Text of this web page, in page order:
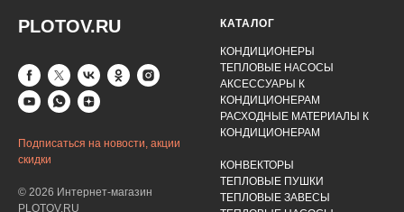
PLOTOV.RU
Подписаться на новости, акции
скидки
© 2026 Интернет-магазин
PLOTOV.RU
КАТАЛОГ
КОНДИЦИОНЕРЫ
ТЕПЛОВЫЕ НАСОСЫ
АКСЕССУАРЫ К
КОНДИЦИОНЕРАМ
РАСХОДНЫЕ МАТЕРИАЛЫ К
КОНДИЦИОНЕРАМ
КОНВЕКТОРЫ
ТЕПЛОВЫЕ ПУШКИ
ТЕПЛОВЫЕ ЗАВЕСЫ